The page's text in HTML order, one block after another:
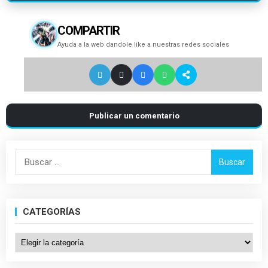
COMPARTIR
Ayuda a la web dandole like a nuestras redes sociales
Publicar un comentario
Buscar:
CATEGORÍAS
Categorías